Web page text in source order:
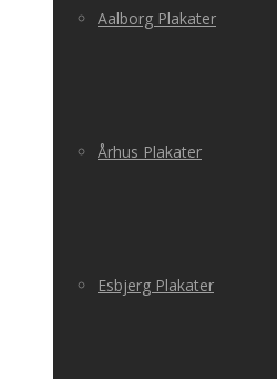
Aalborg Plakater
Århus Plakater
Esbjerg Plakater